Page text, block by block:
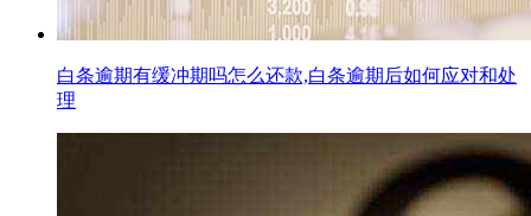
白条逾期有缓冲期吗怎么还款,白条逾期后如何应对和处
理